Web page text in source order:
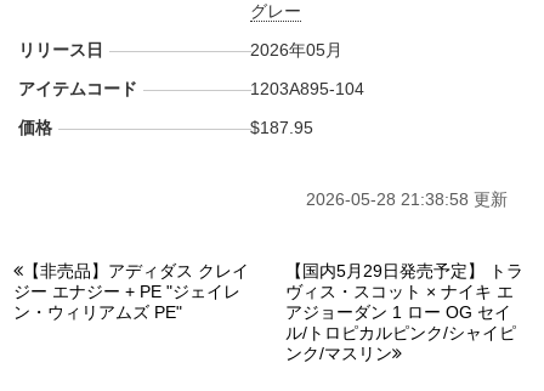
グレー
リリース日
2026年05月
アイテムコード
1203A895-104
価格
$187.95
2026-05-28 21:38:58 更新
【非売品】アディダス クレイ
ジー エナジー + PE "ジェイレ
ン・ウィリアムズ PE"
【国内5月29日発売予定】 トラ
ヴィス・スコット × ナイキ エ
アジョーダン 1 ロー OG セイ
ル/トロピカルピンク/シャイピ
ンク/マスリン